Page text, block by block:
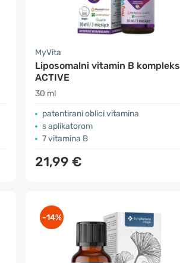
MyVita
Liposomalni vitamin B kompleks
ACTIVE
30 ml
patentirani oblici vitamina
s aplikatorom
7 vitamina B
21,99 €
-14%